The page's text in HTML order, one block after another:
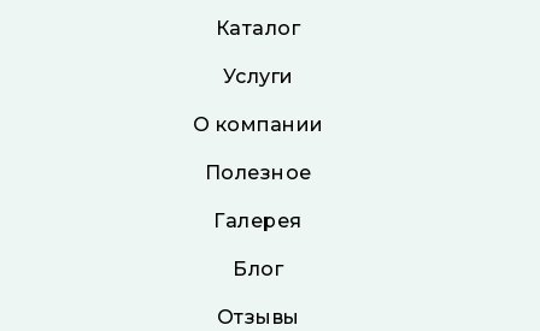
Каталог
Услуги
О компании
Полезное
Галерея
Блог
Отзывы